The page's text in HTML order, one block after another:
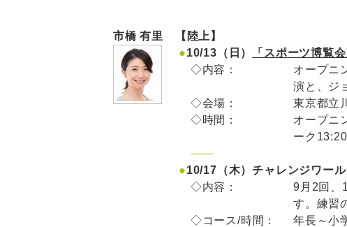
市橋 有里 【陸上】
●10/13（日） 「スポーツ博覧
◇内容：
オープニ
演と、ジ
◇会場：
東京都立
◇時間：
オープニ
ーク
——
●10/17（木）チャレンジワー
◇内容：
9月2回、
す。練習
◇コース/時間：
年長～小